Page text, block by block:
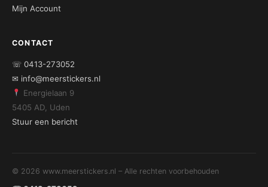
Mijn Account
CONTACT
☏ 0413-273052
✉ info@meerstickers.nl
Energielaan 9
5405 AD, Uden
Stuur een bericht
© 2026 www.meerstickers.nl – Alle rechten voorbehouden